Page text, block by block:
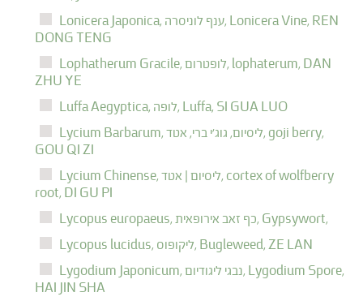
Lonicera Japonica,
ענף לוניסרה, Lonicera Vine, REN
DONG TENG
Lophatherum Gracile,
לופטרום, lophaterum, DAN
ZHU YE
Luffa Aegyptica,
לופה, Luffa, SI GUA LUO
Lycium Barbarum,
ליסיום, גוג'י ברי, אטד, goji berry,
GOU QI ZI
Lycium Chinense,
ליסיום | אטד, cortex of wolfberry
root, DI GU PI
Lycopus europaeus,
כף זאב אירופאית, Gypsywort,
Lycopus lucidus,
ליקופוס, Bugleweed, ZE LAN
Lygodium Japonicum,
נבגי ליגודיום, Lygodium Spore,
HAI JIN SHA